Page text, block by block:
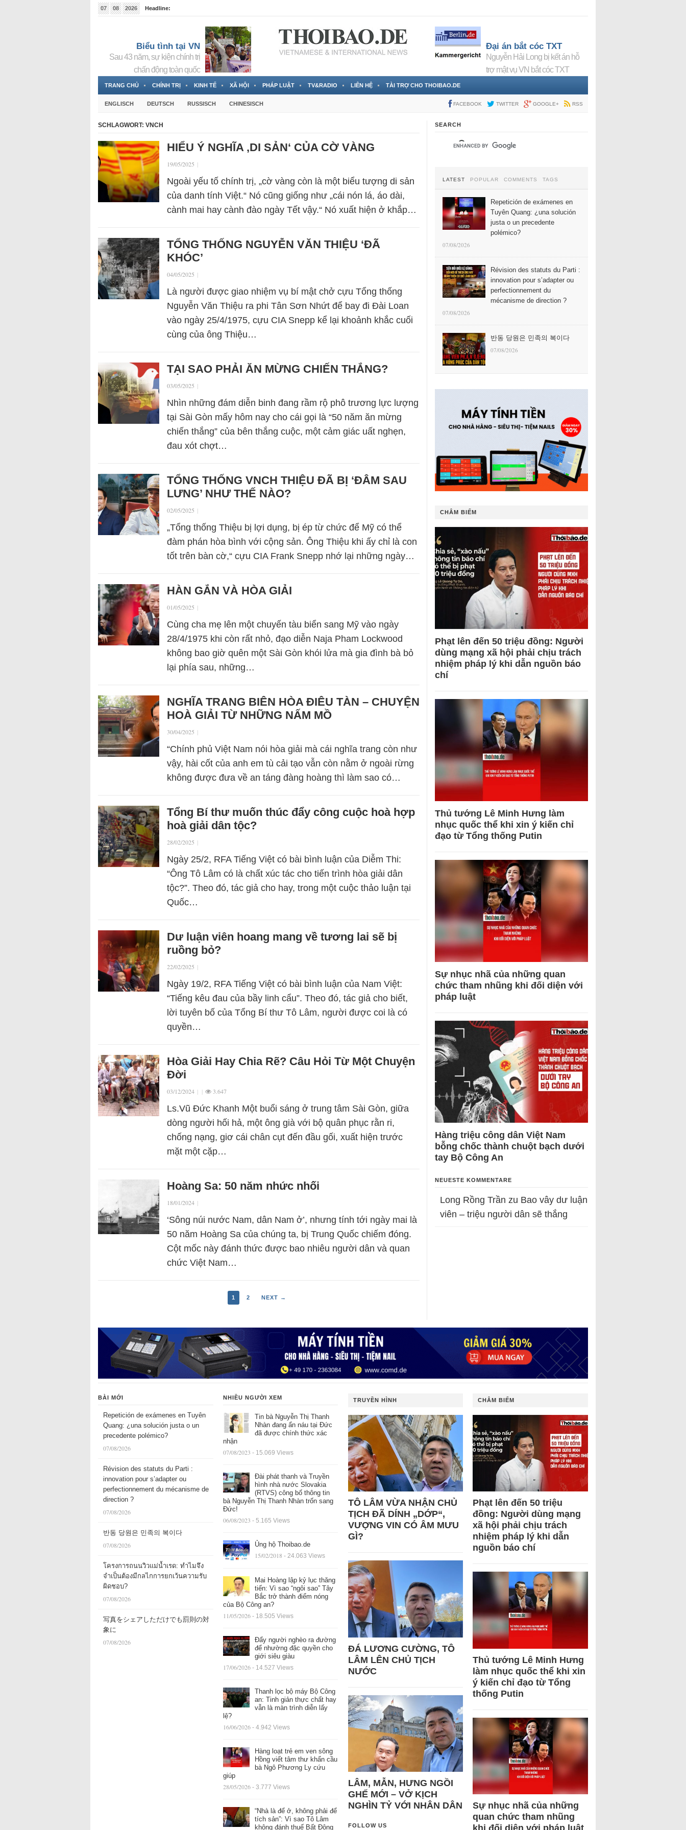
07 08 2026
Headline:
Biểu tình tại VN
Sau 43 năm, sự kiện chính trị
chấn động toàn quốc
Đại án bắt cóc TXT
Nguyễn Hải Long bị kết án hỗ
trợ mật vụ VN bắt cóc TXT
TRANG CHỦ CHÍNH TRỊ KINH TẾ XÃ HỘI PHÁP LUẬT TV&RADIO LIÊN HỆ TÀI TRỢ CHO THOIBAO.DE
ENGLISCH DEUTSCH RUSSISCH CHINESISCH FACEBOOK TWITTER GOOGLE+ RSS
SCHLAGWORT: VNCH
HIỂU Ý NGHĨA ‚DI SẢN‘ CỦA CỜ VÀNG
19/05/2025 |
Ngoài yếu tố chính trị, „cờ vàng còn là một biểu tượng di sản
của danh tính Việt.“ Nó cũng giống như „cái nón lá, áo dài,
cành mai hay cành đào ngày Tết vậy.“ Nó xuất hiện ở khắp…
TỔNG THỐNG NGUYỄN VĂN THIỆU ‘ĐÃ
KHÓC’
04/05/2025 |
Là người được giao nhiệm vụ bí mật chở cựu Tổng thống
Nguyễn Văn Thiệu ra phi Tân Sơn Nhứt để bay đi Đài Loan
vào ngày 25/4/1975, cựu CIA Snepp kể lại khoảnh khắc cuối
cùng của ông Thiệu…
TẠI SAO PHẢI ĂN MỪNG CHIẾN THẮNG?
03/05/2025 |
Nhìn những đám diễn binh đang rầm rộ phô trương lực lượng
tại Sài Gòn mấy hôm nay cho cái gọi là “50 năm ăn mừng
chiến thắng” của bên thắng cuộc, một cảm giác uất nghẹn,
đau xót chợt…
TỔNG THỐNG VNCH THIỆU ĐÃ BỊ ‘ĐÂM SAU
LƯNG’ NHƯ THẾ NÀO?
02/05/2025 |
„Tổng thống Thiệu bị lợi dụng, bị ép từ chức để Mỹ có thể
đàm phán hòa bình với cộng sản. Ông Thiệu khi ấy chỉ là con
tốt trên bàn cờ,“ cựu CIA Frank Snepp nhớ lại những ngày…
HÀN GẮN VÀ HÒA GIẢI
01/05/2025 |
Cùng cha mẹ lên một chuyến tàu biển sang Mỹ vào ngày
28/4/1975 khi còn rất nhỏ, đạo diễn Naja Pham Lockwood
không bao giờ quên một Sài Gòn khói lửa mà gia đình bà bỏ
lại phía sau, những…
NGHĨA TRANG BIÊN HÒA ĐIÊU TÀN – CHUYỆN
HOÀ GIẢI TỪ NHỮNG NẤM MỒ
30/04/2025 |
“Chính phủ Việt Nam nói hòa giải mà cái nghĩa trang còn như
vậy, hài cốt của anh em tù cải tạo vẫn còn nằm ở ngoài rừng
không được đưa về an táng đàng hoàng thì làm sao có…
Tổng Bí thư muốn thúc đẩy công cuộc hoà hợp
hoà giải dân tộc?
28/02/2025 |
Ngày 25/2, RFA Tiếng Việt có bài bình luận của Diễm Thi:
“Ông Tô Lâm có là chất xúc tác cho tiến trình hòa giải dân
tộc?”. Theo đó, tác giả cho hay, trong một cuộc thảo luận tại
Quốc…
Dư luận viên hoang mang về tương lai sẽ bị
ruồng bỏ?
22/02/2025 |
Ngày 19/2, RFA Tiếng Việt có bài bình luận của Nam Việt:
“Tiếng kêu đau của bầy linh cẩu”. Theo đó, tác giả cho biết,
lời tuyên bố của Tổng Bí thư Tô Lâm, người được coi là có
quyền…
Hòa Giải Hay Chia Rẽ? Câu Hỏi Từ Một Chuyện
Đời
03/12/2024 | | 3.647
Ls.Vũ Đức Khanh Một buổi sáng ở trung tâm Sài Gòn, giữa
dòng người hối hả, một ông già với bộ quân phục rằn ri,
chống nạng, giơ cái chân cụt đến đầu gối, xuất hiện trước
mặt một cặp…
Hoàng Sa: 50 năm nhức nhối
18/01/2024 |
‘Sông núi nước Nam, dân Nam ở’, nhưng tính tới ngày mai là
50 năm Hoàng Sa của chúng ta, bị Trung Quốc chiếm đóng.
Cột mốc này đánh thức được bao nhiêu người dân và quan
chức Việt Nam…
1 2 NEXT →
SEARCH
LATEST POPULAR COMMENTS TAGS
Repetición de exámenes en
Tuyên Quang: ¿una solución
justa o un precedente
polémico?
07/08/2026
Révision des statuts du Parti :
innovation pour s’adapter ou
perfectionnement du
mécanisme de direction ?
07/08/2026
반동 당원은 민족의 복이다
07/08/2026
CHÂM BIẾM
Phạt lên đến 50 triệu đồng: Người
dùng mạng xã hội phải chịu trách
nhiệm pháp lý khi dẫn nguồn báo
chí
Thủ tướng Lê Minh Hưng làm
nhục quốc thể khi xin ý kiến chỉ
đạo từ Tổng thống Putin
Sự nhục nhã của những quan
chức tham nhũng khi đối diện với
pháp luật
Hàng triệu công dân Việt Nam
bỗng chốc thành chuột bạch dưới
tay Bộ Công An
NEUESTE KOMMENTARE
Long Rồng Trần zu Bao vây dư luận
viên – triệu người dân sẽ thắng
BÀI MỚI
Repetición de exámenes en Tuyên
Quang: ¿una solución justa o un
precedente polémico?
07/08/2026
Révision des statuts du Parti :
innovation pour s’adapter ou
perfectionnement du mécanisme de
direction ?
07/08/2026
반동 당원은 민족의 복이다
07/08/2026
โครงการถนนวิวแม่น้ำเรด: ทำไมจึง
จำเป็นต้องมีกลไกการยกเว้นความรับ
ผิดชอบ?
07/08/2026
写真をシェアしただけでも罰則の対
象に
07/08/2026
NHIỀU NGƯỜI XEM
Tin bà Nguyễn Thị Thanh
Nhàn đang ẩn náu tại Đức
đã được chính thức xác
nhận
07/08/2023 - 15.069 Views
Đài phát thanh và Truyền
hình nhà nước Slovakia
(RTVS) công bố thông tin
bà Nguyễn Thị Thanh Nhàn trốn sang
Đức!
06/08/2023 - 5.165 Views
Ủng hộ Thoibao.de
15/02/2018 - 24.063 Views
Mai Hoàng lập kỷ lục thăng
tiến: Vì sao “ngôi sao” Tây
Bắc trở thành điểm nóng
của Bộ Công an?
11/05/2026 - 18.505 Views
Đẩy người nghèo ra đường
để nhường đặc quyền cho
giới siêu giàu
17/06/2026 - 14.527 Views
Thanh lọc bộ máy Bộ Công
an: Tinh giản thực chất hay
vẫn là màn trình diễn lấy
lệ?
16/06/2026 - 4.942 Views
Hàng loạt trẻ em ven sông
Hồng viết tâm thư khẩn cầu
bà Ngô Phương Ly cứu
giúp
28/05/2026 - 3.777 Views
“Nhà là để ở, không phải để
tích sản”: Vì sao Tô Lâm
không đánh thuế Bất Động
TRUYỀN HÌNH
TÔ LÂM VỪA NHẬN CHỦ
TỊCH ĐÃ DÍNH „DỚP“,
VƯỢNG VIN CÓ ÂM MƯU
GÌ?
ĐÁ LƯƠNG CƯỜNG, TÔ
LÂM LÊN CHỦ TỊCH
NƯỚC
LÂM, MẪN, HƯNG NGỒI
GHẾ MỚI – VỞ KỊCH
NGHÌN TỶ VỚI NHÂN DÂN
FOLLOW US
CHÂM BIẾM
Phạt lên đến 50 triệu
đồng: Người dùng mạng
xã hội phải chịu trách
nhiệm pháp lý khi dẫn
nguồn báo chí
Thủ tướng Lê Minh Hưng
làm nhục quốc thể khi xin
ý kiến chỉ đạo từ Tổng
thống Putin
Sự nhục nhã của những
quan chức tham nhũng